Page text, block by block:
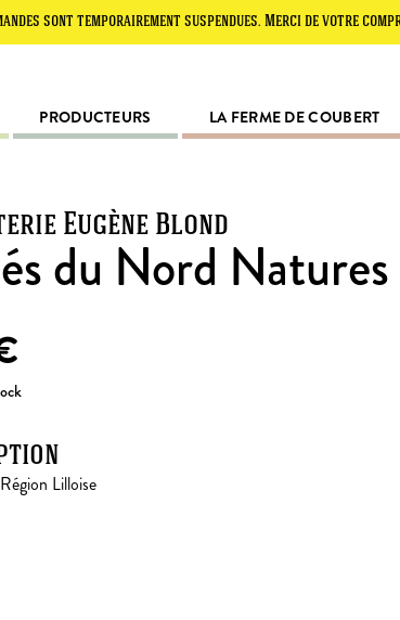
suspendues. Merci de votre compréhension.
PRODUCTEURS LA FERME DE COUBERT
Eugène Blond
du Nord Natures
Lilloise